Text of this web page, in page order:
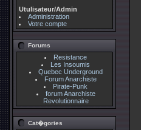
Utulisateur/Admin
Administration
Votre compte
Forums
Resistance
Les Insoumis
Quebec Underground
Forum Anarchiste
Pirate-Punk
forum Anarchiste
Revolutionnaire
Cat�gories